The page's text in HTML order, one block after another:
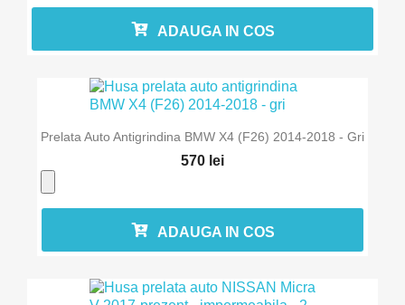
ADAUGA IN COS
Prelata Auto Antigrindina BMW X4 (F26) 2014-2018 - Gri
570 lei
ADAUGA IN COS